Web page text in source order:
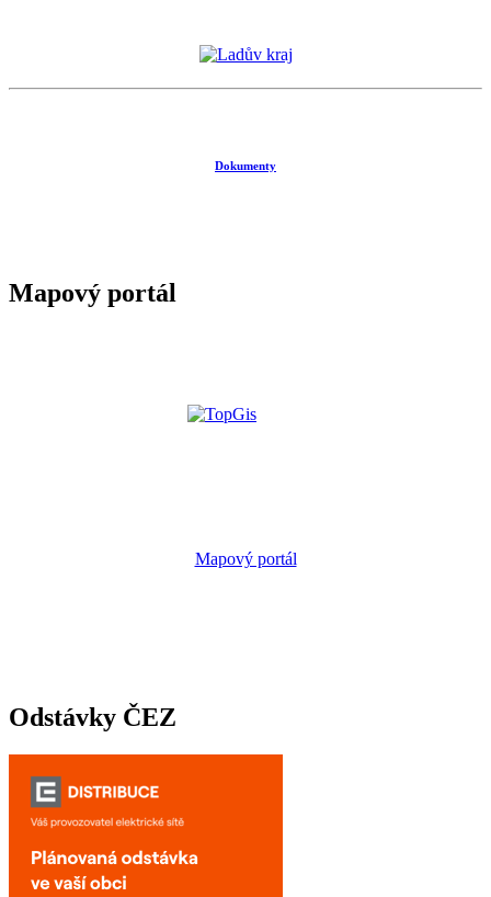
Dokumenty
Mapový portál
Mapový portál
Odstávky ČEZ